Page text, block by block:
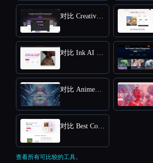
对比 Creative Fabrica
对比 Ink AI - Tattoo Generator
对比 AnimeGenius
对比 Best Coloring Pages AI
查看所有可比较的工具。